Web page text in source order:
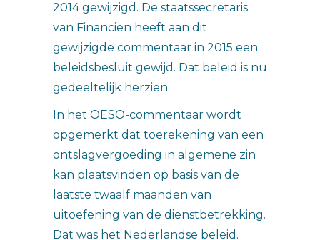
2014 gewijzigd. De staatssecretaris
van Financiën heeft aan dit
gewijzigde commentaar in 2015 een
beleidsbesluit gewijd. Dat beleid is nu
gedeeltelijk herzien.
In het OESO-commentaar wordt
opgemerkt dat toerekening van een
ontslagvergoeding in algemene zin
kan plaatsvinden op basis van de
laatste twaalf maanden van
uitoefening van de dienstbetrekking.
Dat was het Nederlandse beleid.